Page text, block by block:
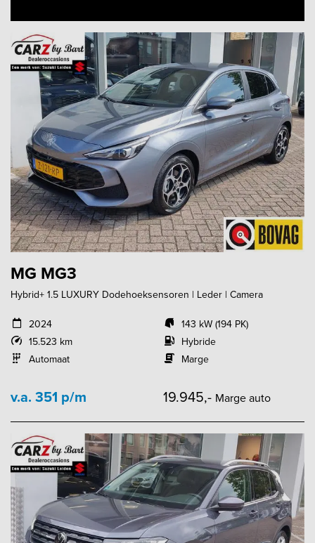
MG MG3
Hybrid+ 1.5 LUXURY Dodehoeksensoren | Leder | Camera
2024
15.523 km
Automaat
143 kW (194 PK)
Hybride
Marge
v.a. 351 p/m 19.945,- Marge auto